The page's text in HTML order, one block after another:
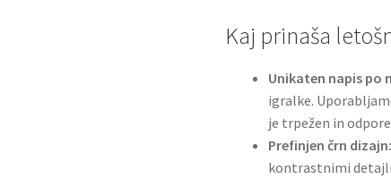
Kaj prinaša
Unikaten napis po
igralke.
je trpežen in
Prefinjen črn dizajn:
kontrastnimi detajli